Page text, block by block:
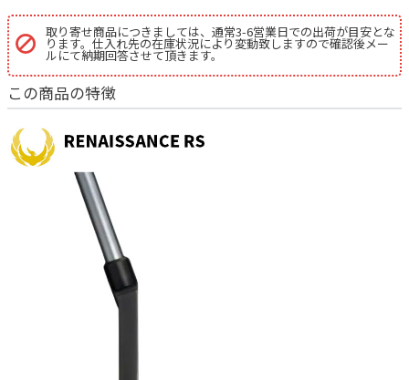
取り寄せ商品につきましては、通常3-6営業日での出荷が目安とな
ります。仕入れ先の在庫状況により変動致しますので確認後メー
ルにて納期回答させて頂きます。
この商品の特徴